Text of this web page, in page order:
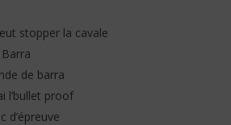
stopper la cavale
de barra
l’bullet proof
d’épreuve